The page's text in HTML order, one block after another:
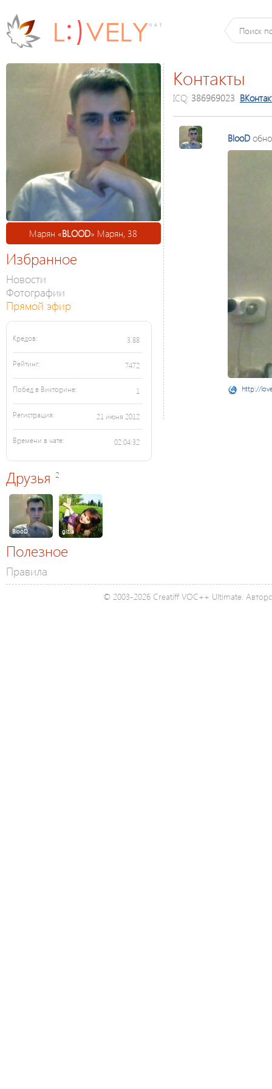
Марян «BLOOD» Марян, 38
Избранное
Новости
Фотографии
Прямой эфир
Кредов: 3.88
Рейтинг: 7472
Побед в Викторине: 1
Регистрация: 21 июня 2012
Времени в чате: 02:04:32
Друзья 2
BlooD gizia
Полезное
Правила
Контакты
ICQ: 386969023
BlooD
http://
© 2003-2026 Creatiff VOC++ Ultimate.